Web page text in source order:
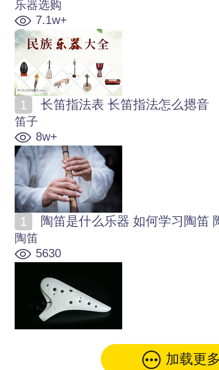
乐器选购
7.1w+
长笛指法表 长笛指法怎么摁音
笛子
8w+
陶笛是什么乐器 如何学习陶笛
陶笛
5630
加载更